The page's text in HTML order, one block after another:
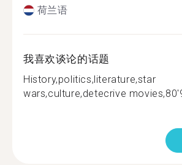
荷兰语
我喜欢谈论的话题
History,politics,literature,star
wars,culture,detecrive